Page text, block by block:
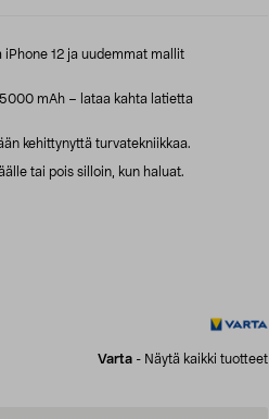
12 ja uudemmat mallit
mAh – lataa kahta latietta
kehittynyttä turvatekniikkaa.
tai pois silloin, kun haluat.
Varta - Näytä kaikki tuotteet